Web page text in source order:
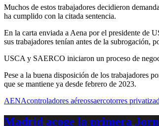
Muchos de estos trabajadores decidieron
ha cumplido con la citada sentencia.
En la carta enviada a Aena por el presidente de
sus trabajadores tenían antes de la subrogación,
USCA y SAERCO iniciaron un proceso de
Pese a la buena disposición de los trabajadores
que se mantiene ya desde febrero de 2023.
AENAcontroladores aéreossaercotorres
Madrid acoge la primera